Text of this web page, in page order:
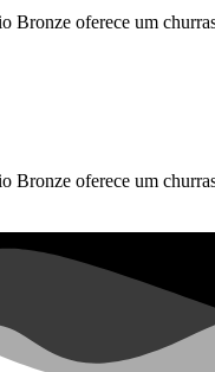
Bronze oferece um
Bronze oferece um